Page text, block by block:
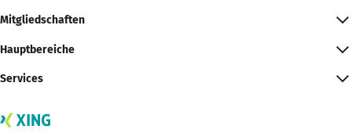
Mitgliedschaften
Hauptbereiche
Services